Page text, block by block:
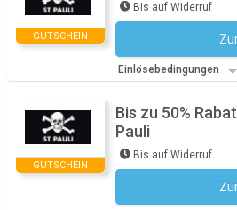
GUTSCHEIN
Bis auf Widerruf
Einlösebedingungen
GUTSCHEIN
Bis zu 50%
Pauli
Bis auf Widerruf